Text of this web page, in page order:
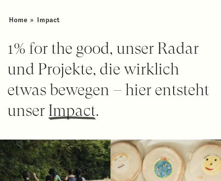
Home » Impact
1% for the good, unser Radar
und Projekte, die wirklich
etwas bewegen – hier entsteht
unser Impact.